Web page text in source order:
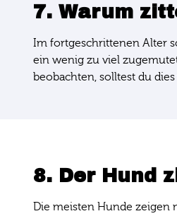
7. Warum
Im fortgeschrittenen Alter
ein wenig zu viel
beobachten, solltest du
8. Der Hund
Die meisten Hunde zeigen